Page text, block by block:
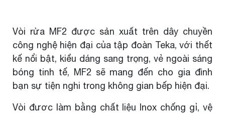
Vòi rửa MF2 được sản xuất trên dây chuyền
công nghệ hiện đại của tập đoàn Teka, với thết
kế nổi bật, kiểu dáng sang trọng, vẻ ngoài sáng
bóng tinh tế, MF2 sẽ mang đến cho gia đình
bạn sự tiện nghi trong không gian bếp hiện đại.
Vòi đươc làm bằng chất liệu Inox chống gỉ, vệ